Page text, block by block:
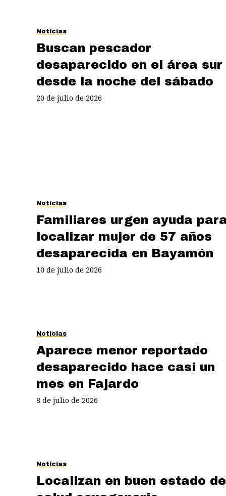
Noticias
Buscan pescador
desaparecido en el área sur
desde la noche del sábado
20 de julio de 2026
Noticias
Familiares urgen ayuda
localizar mujer de 57 años
desaparecida en Bayamón
10 de julio de 2026
Noticias
Aparece menor reportado
desaparecido hace casi un
mes en Fajardo
8 de julio de 2026
Noticias
Localizan en buen estado de